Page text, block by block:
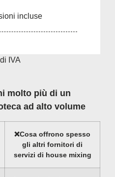
incluse
IVA
molto più di un
ad alto volume
❌Cosa offrono spesso
gli altri fornitori di
servizi di house mixing